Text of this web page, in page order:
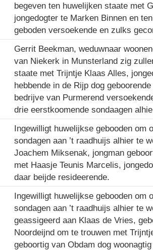
begeven ten huwelijken staate met
jongedogter te Marken Binnen en
geboden versoekende en zulks
Gerrit Beekman, weduwnaar
van Niekerk in Munsterland zig
staate met Trijntje Klaas Alles,
hebbende in de Rijp dog
bedrijve van Purmerend
drie eerstkoomende sondaagen
Ingewilligt huwelijkse gebooden om
sondagen aan ’t raadhuijs alhier te
Joachem Miksenak, jongman
met Haasje Teunis Marcelis,
daar beijde resideerende.
Ingewilligt huwelijkse gebooden om
sondagen aan ’t raadhuijs alhier te
geassigeerd aan Klaas de Vries,
Noordeijnd om te trouwen met
geboortig van Obdam dog